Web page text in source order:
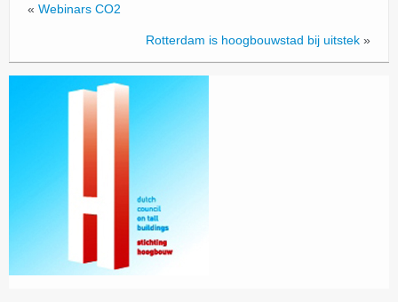
« Webinars CO2
Rotterdam is hoogbouwstad bij uitstek »